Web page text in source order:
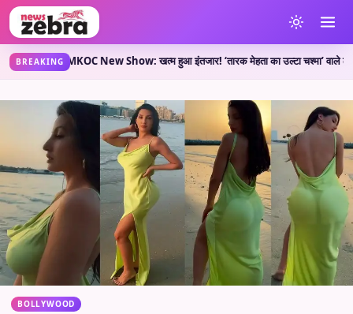
BREAKING
है?•TMKOC New Show: खत्म हुआ इंतजार! ‘तारक मेहता का उल्टा चश्मा’ वाले लेकर आए
BOLLYWOOD